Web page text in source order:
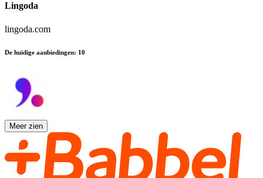
Lingoda
lingoda.com
De huidige aanbiedingen: 10
Meer zien